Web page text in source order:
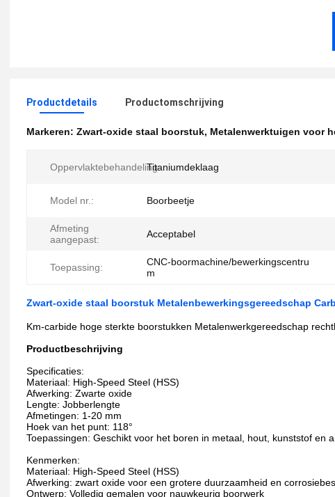
Productdetails Productomschrijving
Markeren: Zwart-oxide staal boorstuk, Metalenwerktuigen voor
Oppervlaktebehandeling:Titaniumdeklaag
Model nr.: Boorbeetje
Afmeting
aangepast:
Acceptabel
Toepassing:
CNC-boormachine/bewerkingscentru
m
Zwart-oxide staal boorstuk Metalenbewerkingsgereedschap
Km-carbide hoge sterkte boorstukken Metalenwerkgereedschap
Productbeschrijving
Specificaties:
Materiaal: High-Speed Steel (HSS)
Afwerking: Zwarte oxide
Lengte: Jobberlengte
Afmetingen: 1-20 mm
Hoek van het punt: 118°
Toepassingen: Geschikt voor het boren in metaal, hout, kunststof en
Kenmerken:
Materiaal: High-Speed Steel (HSS)
Afwerking: zwart oxide voor een grotere duurzaamheid en
Ontwerp: Volledig gemalen voor nauwkeurig boorwerk